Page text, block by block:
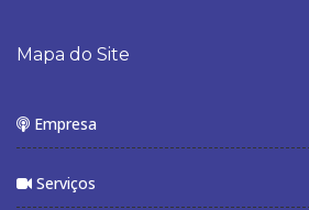
Mapa do Site
Empresa
Serviços